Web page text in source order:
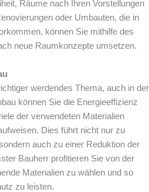
Räume nach Ihren Vorstellungen
oder Umbauten, die in
können Sie mithilfe des
neue Raumkonzepte umsetzen.
werdendes Thema, auch in der
können Sie die Energieeffizienz
der verwendeten Materialien
Dies führt nicht nur zu
auch zu einer Reduktion der
Bauherr profitieren Sie von der
Materialien zu wählen und so
zu leisten.